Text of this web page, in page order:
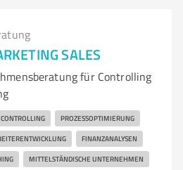
SALES
für Controlling
CONTROLLING PROZESSOPTIMIERUNG
FINANZANALYSEN
MITTELSTÄNDISCHE UNTERNEHMEN